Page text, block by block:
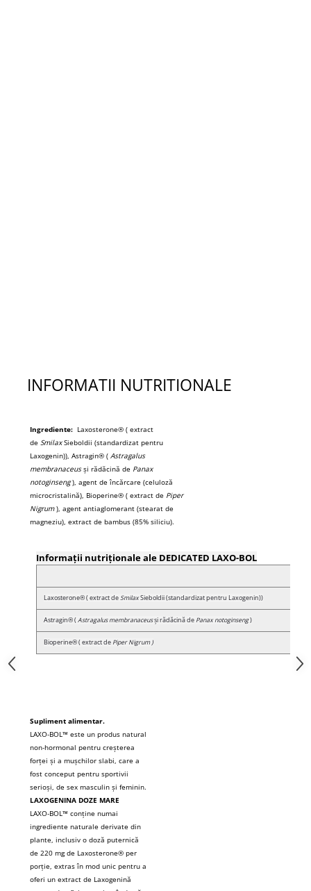
INFORMATII NUTRITIONALE
Ingrediente: Laxosterone® ( extract
de SmilaxSieboldii (standardizat pentru
Laxogenin)), Astragin® ( Astragalus
membranaceusși rădăcină de Panax
notoginseng), agent de încărcare (celuloză
microcristalină), Bioperine® ( extract de Piper
Nigrum), agent antiaglomerant (stearat de
magneziu), extract de bambus (85% siliciu).
Informații nutriționale ale DEDICATED LAXO-BOL
Laxosterone® ( extract deSmilaxSieboldii (standardizat pentru Laxogenin))
Astragin® (Astragalus membranaceusși rădăcină de Panax notoginseng)
Bioperine® (extract de Piper Nigrum )
Supliment alimentar.
LAXO-BOL™ este un produs natural
non-hormonal pentru creșterea
forței și a mușchilor slabi, care a
fost conceput pentru sportivii
serioși, de sex masculin și feminin.
LAXOGENINA DOZE MARE
LAXO-BOL™ conține numai
ingrediente naturale derivate din
plante, inclusiv o doză puternică
de 220 mg de Laxosterone® per
porție, extras în mod unic pentru a
oferi un extract de Laxogenină